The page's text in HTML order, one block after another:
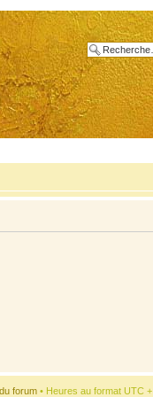
forum• Heures au format UTC +